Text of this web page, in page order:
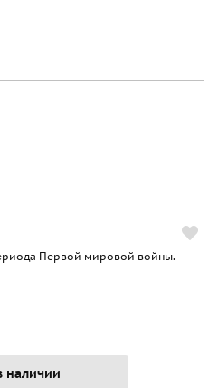
Первой мировой войны.
наличии